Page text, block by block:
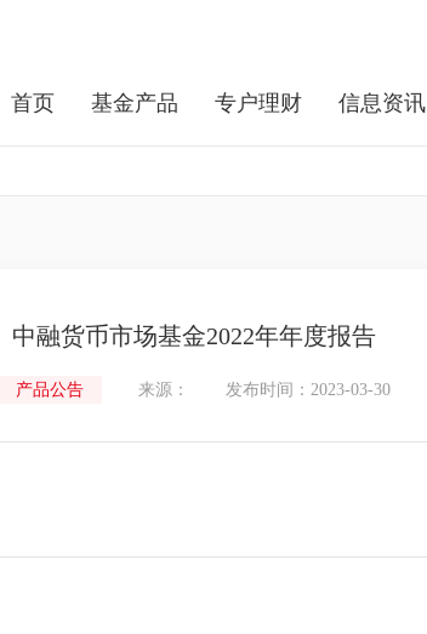
首页 基金产品 专户理财 信息资讯
中融货币市场基金2022年年度报告
产品公告 来源： 发布时间：2023-03-30